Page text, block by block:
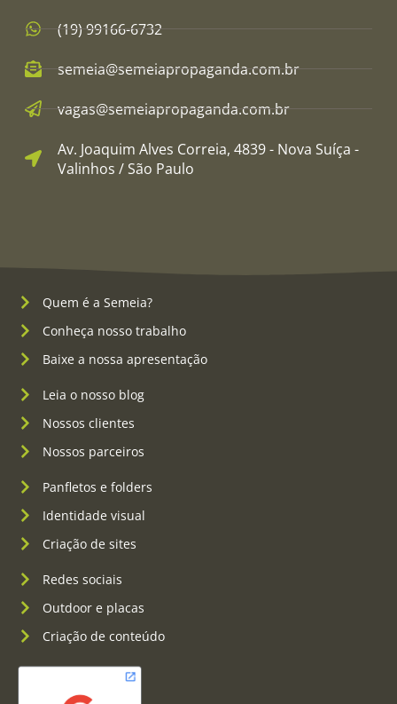
(19) 99166-6732
semeia@semeiapropaganda.com.br​
vagas@semeiapropaganda.com.br​
Av. Joaquim Alves Correia, 4839 - Nova Suíça -
Valinhos / São Paulo
Quem é a Semeia?
Conheça nosso trabalho
Baixe a nossa apresentação
Leia o nosso blog
Nossos clientes
Nossos parceiros
Panfletos e folders
Identidade visual
Criação de sites
Redes sociais
Outdoor e placas
Criação de conteúdo